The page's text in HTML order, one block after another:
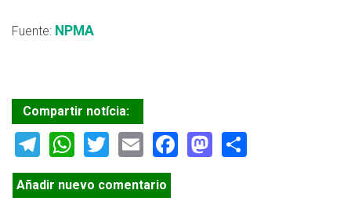
Fuente: NPMA
Compartir notícia:
Telegram
WhatsApp
TwitterEmailFacebook
Mastodon
Añadir nuevo comentario